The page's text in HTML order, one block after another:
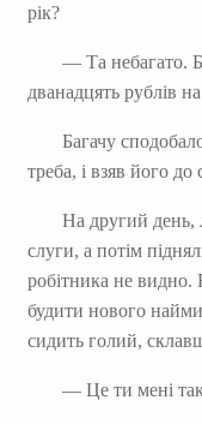
рік?
— Та небагато.
дванадцять рублів
Багачу
треба, і взяв його до
На другий день,
слуги, а потім
робітника не видно.
будити нового
сидить голий,
— Це ти мені